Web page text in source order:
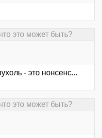
это может быть?
- это нонсенс...
это может быть?